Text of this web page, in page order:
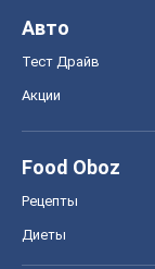
Авто
Тест Драйв
Акции
Food Oboz
Рецепты
Диеты